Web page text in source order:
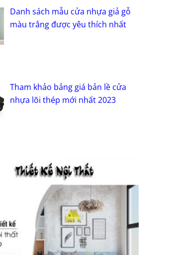
Danh sách mẫu cửa nhựa giả gỗ
màu trắng được yêu thích nhất
Tham khảo bảng giá bản lề cửa
nhựa lõi thép mới nhất 2023